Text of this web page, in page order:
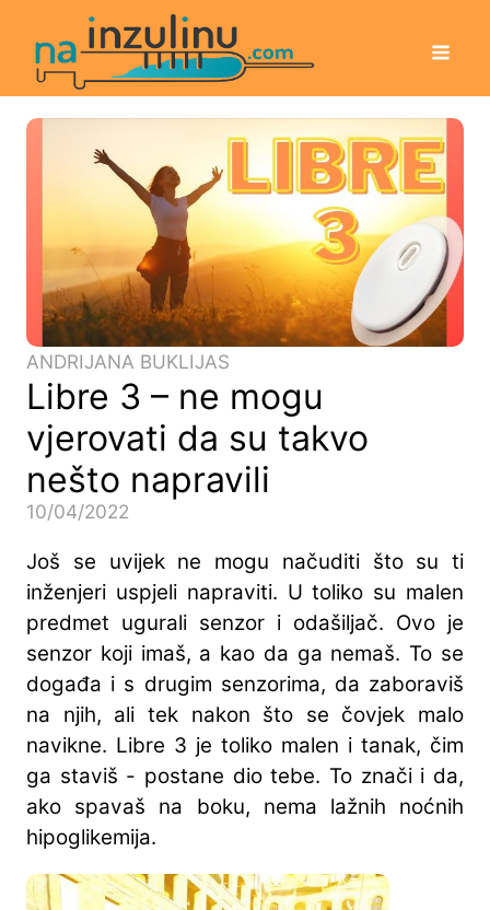
ANDRIJANA BUKLIJAS
Libre 3 – ne mogu
vjerovati da su takvo
nešto napravili
10/04/2022
Još se uvijek ne mogu načuditi što su ti
inženjeri uspjeli napraviti. U toliko su malen
predmet ugurali senzor i odašiljač. Ovo je
senzor koji imaš, a kao da ga nemaš. To se
događa i s drugim senzorima, da zaboraviš
na njih, ali tek nakon što se čovjek malo
navikne. Libre 3 je toliko malen i tanak, čim
ga staviš - postane dio tebe. To znači i da,
ako spavaš na boku, nema lažnih noćnih
hipoglikemija.